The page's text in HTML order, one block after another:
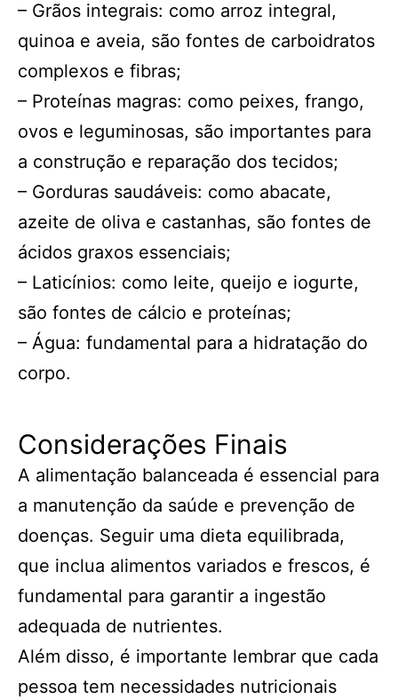
– Grãos integrais: como arroz integral,
quinoa e aveia, são fontes de carboidratos
complexos e fibras;
– Proteínas magras: como peixes, frango,
ovos e leguminosas, são importantes para
a construção e reparação dos tecidos;
– Gorduras saudáveis: como abacate,
azeite de oliva e castanhas, são fontes de
ácidos graxos essenciais;
– Laticínios: como leite, queijo e iogurte,
são fontes de cálcio e proteínas;
– Água: fundamental para a hidratação do
corpo.
Considerações Finais
A alimentação balanceada é essencial para
a manutenção da saúde e prevenção de
doenças. Seguir uma dieta equilibrada,
que inclua alimentos variados e frescos, é
fundamental para garantir a ingestão
adequada de nutrientes.
Além disso, é importante lembrar que cada
pessoa tem necessidades nutricionais